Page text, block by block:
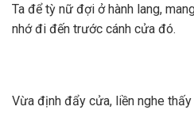
Ta để tỳ nữ đợi ở hành lang,
nhớ đi đến trước cánh cửa đó.
Vừa định đẩy cửa, liền nghe